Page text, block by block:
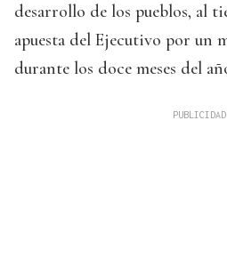
desarrollo de los pueblos, al
apuesta del Ejecutivo por un
durante los doce meses del